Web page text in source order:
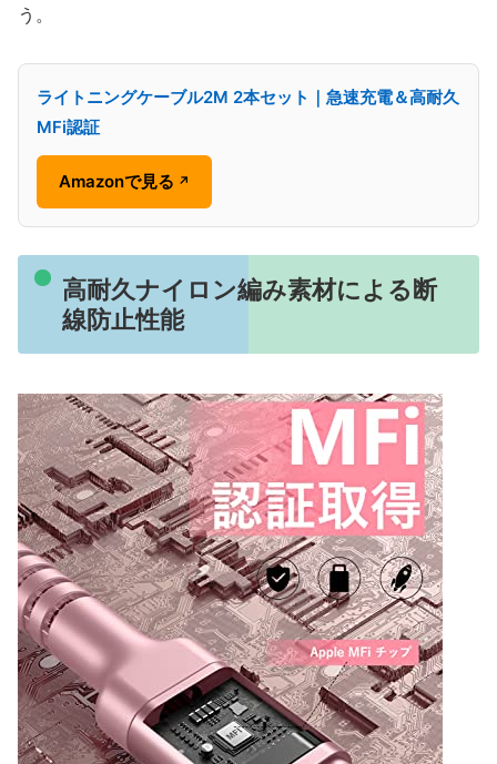
う。
ライトニングケーブル2M 2本セット｜急速充電＆高耐久
MFi認証
Amazonで見る ↗
高耐久ナイロン編み素材による断
線防止性能